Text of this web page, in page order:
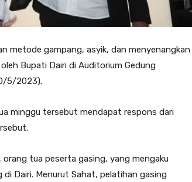
metode gampang, asyik, dan menyenangkan
Bupati Dairi di Auditorium Gedung
5/2023).
minggu tersebut mendapat respons dari
tua peserta gasing, yang mengaku
Dairi. Menurut Sahat, pelatihan gasing